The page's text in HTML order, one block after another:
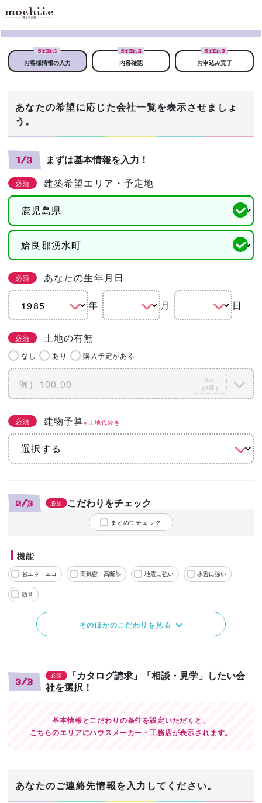
STEP.1
お客様情報の入力
STEP.2
内容確認
STEP.3
お申込み完了
あなたの希望に応じた会社一覧を表示させましょ
う。
1/3 まずは基本情報を入力！
必須 建築希望エリア・予定地
必須 あなたの生年月日
年 月 日
必須 土地の有無
なし あり 購入予定がある
0㎡
（0坪）
必須 建物予算※土地代抜き
2/3 必須 こだわりをチェック
まとめてチェック
機能
省エネ・エコ 高気密・高断熱 地震に強い 水害に強い
防音
そのほかのこだわりを見る
3/3
必須
「カタログ請求」「相談・見学」したい会
社を選択！
基本情報とこだわりの条件を設定いただくと、
こちらのエリアにハウスメーカー・工務店が表示されます。
あなたのご連絡先情報を入力してください。